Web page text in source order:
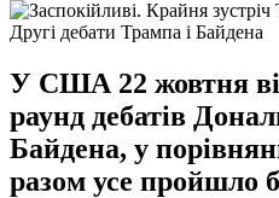
Другі дебати Трампа і Байдена
У США 22 жовтня
раунд дебатів
Байдена, у
разом усе пройшло